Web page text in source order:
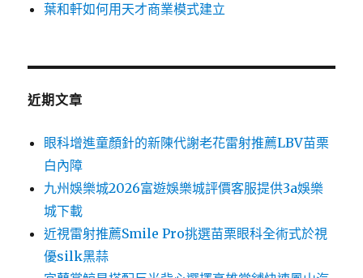
葉和軒如何用天才商業模式建立
近期文章
眼科增進童顏針的新陳代謝老花雷射推薦LBV苗栗
白內障
九州娛樂城2026富遊娛樂城評價客服提供3a娛樂
城下載
近視雷射推薦Smile Pro挑選苗栗眼科全術式於視
優silk黑蒜